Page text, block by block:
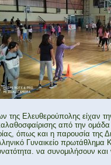
της Ελευθερούπολης είχαν
από την
όπως και η παρουσία
Γυναικείο πρωτάθλημα
να συνομιλήσουν και